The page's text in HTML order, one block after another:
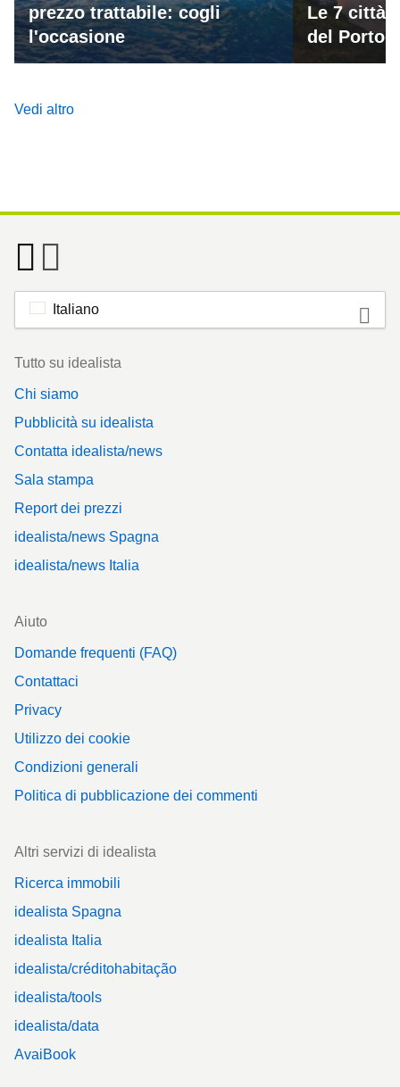
prezzo trattabile: cogli
l'occasione
Le 7 città
del
Vedi altro
Italiano
Footer
Tutto su idealista
Chi siamo
Pubblicità su idealista
Contatta idealista/news
Sala stampa
Report dei prezzi
idealista/news Spagna
idealista/news Italia
Aiuto
Domande frequenti (FAQ)
Contattaci
Privacy
Utilizzo dei cookie
Condizioni generali
Politica di pubblicazione dei commenti
Altri servizi di idealista
Ricerca immobili
idealista Spagna
idealista Italia
idealista/créditohabitação
idealista/tools
idealista/data
AvaiBook